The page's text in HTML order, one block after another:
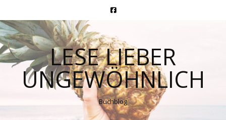
LESE LIEBER
UNGEWÖHNLICH
Buchblog